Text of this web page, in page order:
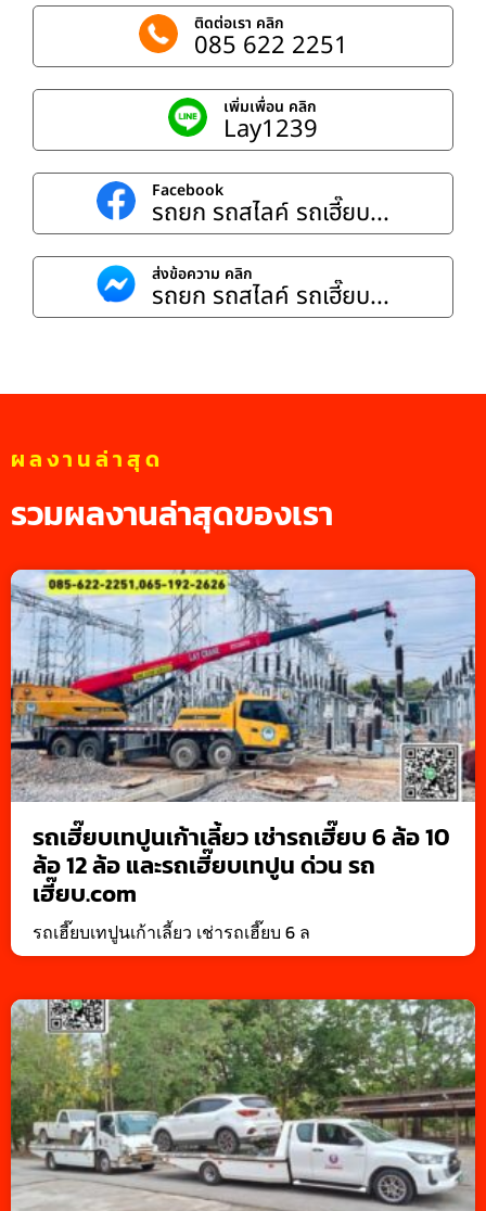
ติดต่อเรา คลิก
085 622 2251
เพิ่มเพื่อน คลิก
Lay1239
Facebook
รถยก รถสไลค์ รถเฮี๊ยบ...
ส่งข้อความ คลิก
รถยก รถสไลค์ รถเฮี๊ยบ...
ผลงานล่าสุด
รวมผลงานล่าสุดของเรา
รถเฮี๊ยบเทปูนเก้าเลี้ยว เช่ารถเฮี๊ยบ 6 ล้อ 10
ล้อ 12 ล้อ และรถเฮี๊ยบเทปูน ด่วน รถ
เฮี๊ยบ.com
รถเฮี๊ยบเทปูนเก้าเลี้ยว เช่ารถเฮี๊ยบ 6 ล